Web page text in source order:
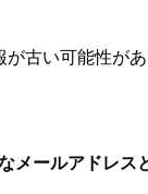
古い可能性が
メールアドレス